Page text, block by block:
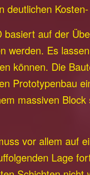
deutlichen
basiert auf der
werden. Es
können. Die
Prototypenbau
massiven
vor allem auf
Lage